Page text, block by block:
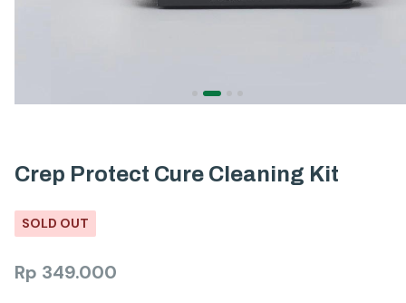
Crep Protect Cure Cleaning Kit
SOLD OUT
Rp 349.000